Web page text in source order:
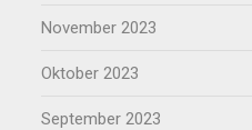
November 2023
Oktober 2023
September 2023